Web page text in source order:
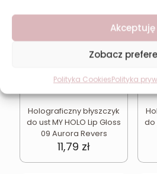
Akceptuję
Zobacz
Polityka CookiesPolityka
Holograficzny błyszczyk
do ust MY HOLO Lip Gloss
09 Aurora Revers
11,79 zł
do